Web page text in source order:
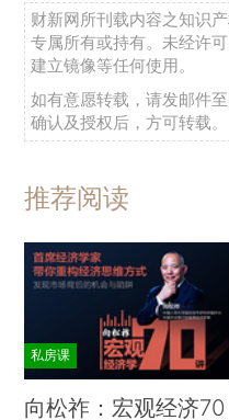
财新网所刊载内容之知识
专属所有或持有。未经许
建立镜像等任何使用。
如有意愿转载，请发邮件至
确认及授权后，方可转载。
推荐阅读
私房课
向松祚：宏观经济70